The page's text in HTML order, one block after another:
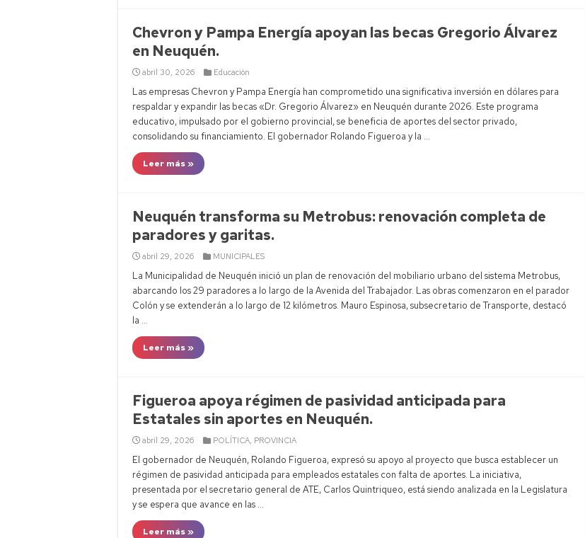
Chevron y Pampa Energía apoyan las becas Gregorio Álvarez
en Neuquén.
abril 30, 2026 Educación
Las empresas Chevron y Pampa Energía han comprometido una significativa inversión en dólares para
respaldar y expandir las becas «Dr. Gregorio Álvarez» en Neuquén durante 2026. Este programa
educativo, impulsado por el gobierno provincial, se beneficia de aportes del sector privado,
consolidando su financiamiento. El gobernador Rolando Figueroa y la …
Leer más »
Neuquén transforma su Metrobus: renovación completa de
paradores y garitas.
abril 29, 2026 MUNICIPALES
La Municipalidad de Neuquén inició un plan de renovación del mobiliario urbano del sistema Metrobus,
abarcando los 29 paradores a lo largo de la Avenida del Trabajador. Las obras comenzaron en el parador
Colón y se extenderán a lo largo de 12 kilómetros. Mauro Espinosa, subsecretario de Transporte, destacó
la …
Leer más »
Figueroa apoya régimen de pasividad anticipada para
Estatales sin aportes en Neuquén.
abril 29, 2026 POLÍTICA, PROVINCIA
El gobernador de Neuquén, Rolando Figueroa, expresó su apoyo al proyecto que busca establecer un
régimen de pasividad anticipada para empleados estatales con falta de aportes. La iniciativa,
presentada por el secretario general de ATE, Carlos Quintriqueo, está siendo analizada en la Legislatura
y se espera que avance en las …
Leer más »